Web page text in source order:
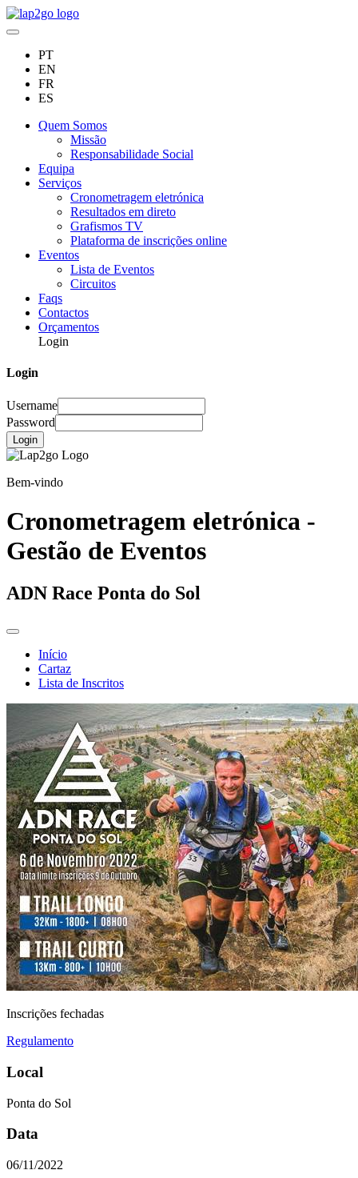
PT
EN
FR
ES
Quem Somos
Missão
Responsabilidade Social
Equipa
Serviços
Cronometragem eletrónica
Resultados em direto
Grafismos TV
Plataforma de inscrições online
Eventos
Lista de Eventos
Circuitos
Faqs
Contactos
Orçamentos
Login
Login
Username
Password
Login
Bem-vindo
Cronometragem eletrónica -
Gestão de Eventos
ADN Race Ponta do Sol
Início
Cartaz
Lista de Inscritos
Inscrições fechadas
Regulamento
Local
Ponta do Sol
Data
06/11/2022